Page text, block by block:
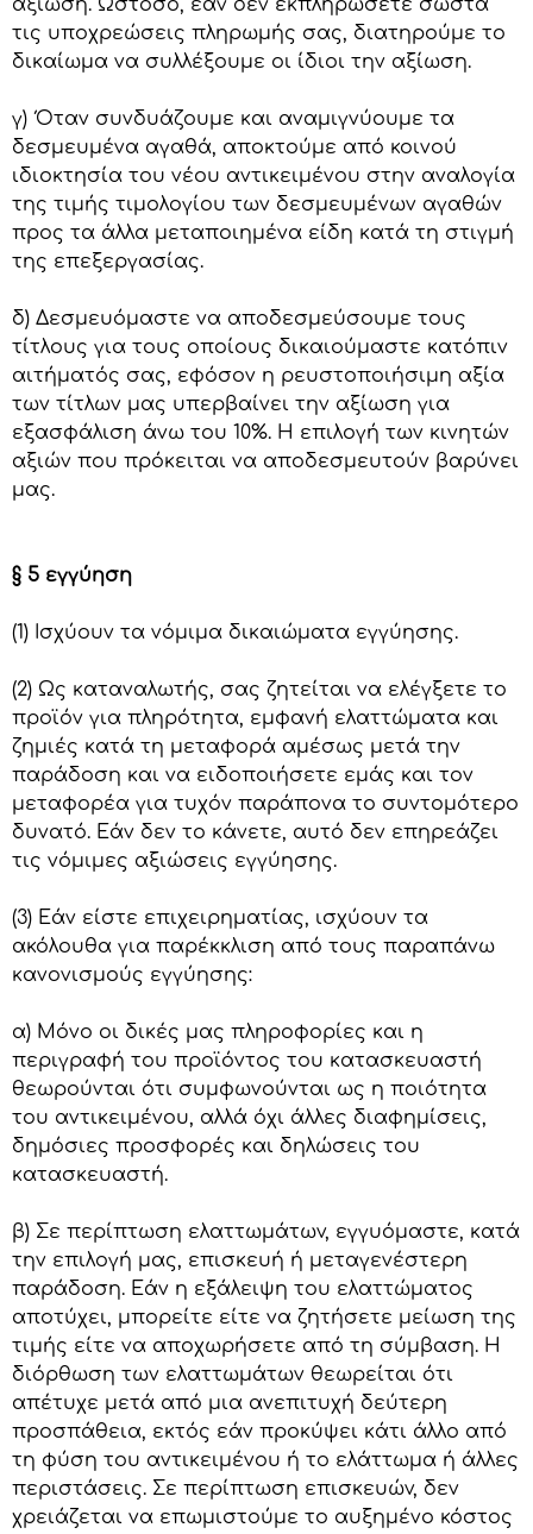
αξίωση. Ωστόσο, εάν δεν εκπληρώσετε σωστά
τις υποχρεώσεις πληρωμής σας, διατηρούμε το
δικαίωμα να συλλέξουμε οι ίδιοι την αξίωση.
γ) Όταν συνδυάζουμε και αναμιγνύουμε τα
δεσμευμένα αγαθά, αποκτούμε από κοινού
ιδιοκτησία του νέου αντικειμένου στην αναλογία
της τιμής τιμολογίου των δεσμευμένων αγαθών
προς τα άλλα μεταποιημένα είδη κατά τη στιγμή
της επεξεργασίας.
δ) Δεσμευόμαστε να αποδεσμεύσουμε τους
τίτλους για τους οποίους δικαιούμαστε κατόπιν
αιτήματός σας, εφόσον η ρευστοποιήσιμη αξία
των τίτλων μας υπερβαίνει την αξίωση για
εξασφάλιση άνω του 10%. Η επιλογή των κινητών
αξιών που πρόκειται να αποδεσμευτούν βαρύνει
μας.
§ 5 εγγύηση
(1) Ισχύουν τα νόμιμα δικαιώματα εγγύησης.
(2) Ως καταναλωτής, σας ζητείται να ελέγξετε το
προϊόν για πληρότητα, εμφανή ελαττώματα και
ζημιές κατά τη μεταφορά αμέσως μετά την
παράδοση και να ειδοποιήσετε εμάς και τον
μεταφορέα για τυχόν παράπονα το συντομότερο
δυνατό. Εάν δεν το κάνετε, αυτό δεν επηρεάζει
τις νόμιμες αξιώσεις εγγύησης.
(3) Εάν είστε επιχειρηματίας, ισχύουν τα
ακόλουθα για παρέκκλιση από τους παραπάνω
κανονισμούς εγγύησης:
α) Μόνο οι δικές μας πληροφορίες και η
περιγραφή του προϊόντος του κατασκευαστή
θεωρούνται ότι συμφωνούνται ως η ποιότητα
του αντικειμένου, αλλά όχι άλλες διαφημίσεις,
δημόσιες προσφορές και δηλώσεις του
κατασκευαστή.
β) Σε περίπτωση ελαττωμάτων, εγγυόμαστε, κατά
την επιλογή μας, επισκευή ή μεταγενέστερη
παράδοση. Εάν η εξάλειψη του ελαττώματος
αποτύχει, μπορείτε είτε να ζητήσετε μείωση της
τιμής είτε να αποχωρήσετε από τη σύμβαση. Η
διόρθωση των ελαττωμάτων θεωρείται ότι
απέτυχε μετά από μια ανεπιτυχή δεύτερη
προσπάθεια, εκτός εάν προκύψει κάτι άλλο από
τη φύση του αντικειμένου ή το ελάττωμα ή άλλες
περιστάσεις. Σε περίπτωση επισκευών, δεν
χρειάζεται να επωμιστούμε το αυξημένο κόστος